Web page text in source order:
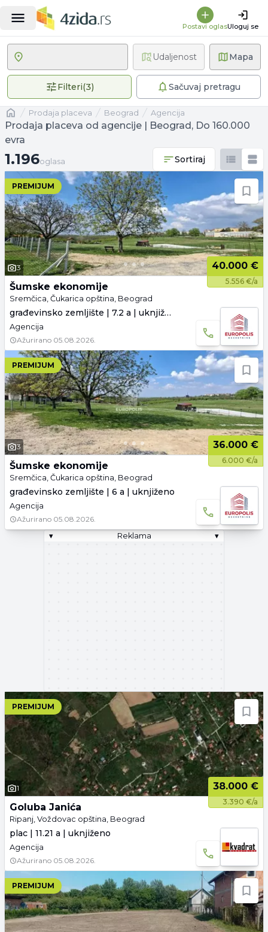
Postavi oglasUloguj se
Mapa
Filteri(3)3 primenjena filteraSačuvaj pretragu
Udaljenost
Naslovnaprodaja placeva Beograd agencija
Prodaja placeva od agencije | Beograd, Do 160.000
evra
1.196 oglasa
1.196oglasa Sortiraj
PREMIJUM
3 40.000 €
5.556 €/a
Šumske ekonomije
Sremčica, Čukarica opština, Beograd
građevinsko zemljište | 7.2 a | uknjiženo
Agencija
Ažurirano 05.08.2026.
PREMIJUM
3 36.000 €
6.000 €/a
Šumske ekonomije
Sremčica, Čukarica opština, Beograd
građevinsko zemljište | 6 a | uknjiženo
Agencija
Ažurirano 05.08.2026.
▾
Reklama ▾
PREMIJUM
1 38.000 €
3.390 €/a
Goluba Janića
Ripanj, Voždovac opština, Beograd
plac | 11.21 a | uknjiženo
Agencija
Ažurirano 05.08.2026.
PREMIJUM